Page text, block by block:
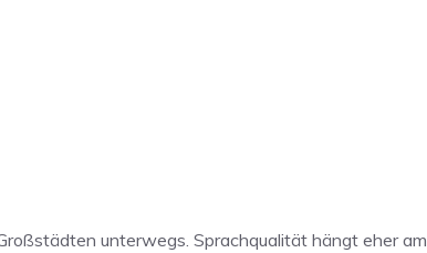
unterwegs. Sprachqualität hängt eher